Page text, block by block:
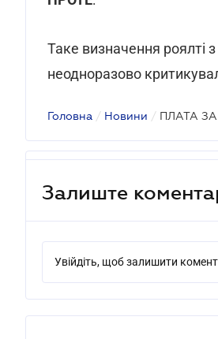
Таке визначення роялті
неодноразово
Головна / Новини / ПЛАТА
Залиште
Увійдіть, щоб залишити